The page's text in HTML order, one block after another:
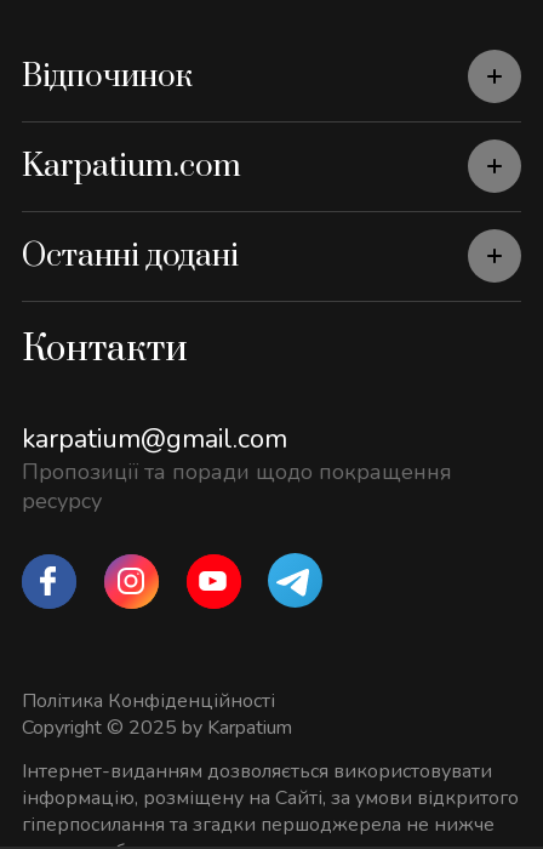
Відпочинок
Karpatium.com
Останні додані
Контакти
karpatium@gmail.com
Пропозиції та поради щодо покращення
ресурсу
Політика Конфіденційності
Copyright © 2025 by Karpatium
Інтернет-виданням дозволяється використовувати
інформацію, розміщену на Сайті, за умови відкритого
гіперпосилання та згадки першоджерела не нижче